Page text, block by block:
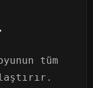
tüm